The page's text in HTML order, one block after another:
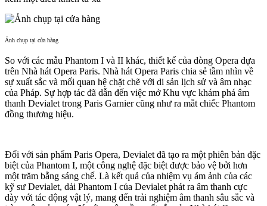
Ảnh chụp tại cửa hàng
So với các mẫu Phantom I và II khác, thiết kế của dòng Opera dựa
trên Nhà hát Opera Paris. Nhà hát Opera Paris chia sẻ tầm nhìn về
sự xuất sắc và mối quan hệ chặt chẽ với di sản lịch sử và âm nhạc
của Pháp. Sự hợp tác đã dẫn đến việc mở Khu vực khám phá âm
thanh Devialet trong Paris Garnier cũng như ra mắt chiếc Phantom
đồng thương hiệu.
Đối với sản phẩm Paris Opera, Devialet đã tạo ra một phiên bản đặc
biệt của Phantom I, một công nghệ đặc biệt được bảo vệ bởi hơn
một trăm bằng sáng chế. Là kết quả của nhiệm vụ ám ảnh của các
kỹ sư Devialet, dải Phantom I của Devialet phát ra âm thanh cực
dày với tác động vật lý, mang đến trải nghiệm âm thanh sâu sắc và